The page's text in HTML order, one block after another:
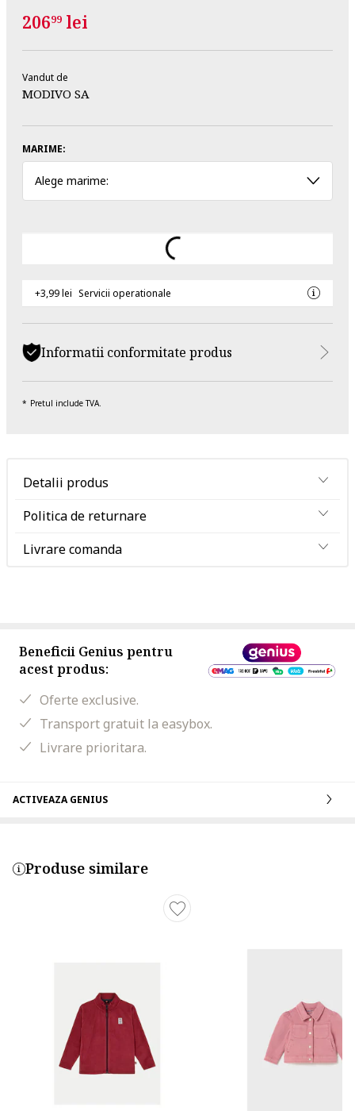
20699 lei
Vandut de
MODIVO SA
MARIME:
Alege marime:
+3,99 lei Servicii operationale
Informatii conformitate produs
Pretul include TVA.
Detalii produs
Politica de returnare
Livrare comanda
Beneficii Genius pentru
acest produs:
Oferte exclusive.
Transport gratuit la easybox.
Livrare prioritara.
ACTIVEAZA GENIUS
Produse similare